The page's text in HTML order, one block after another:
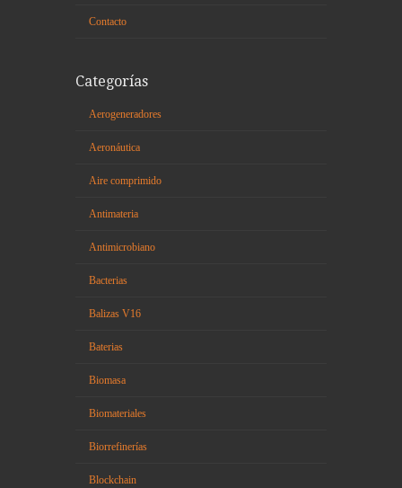
Contacto
Categorías
Aerogeneradores
Aeronáutica
Aire comprimido
Antimateria
Antimicrobiano
Bacterias
Balizas V16
Baterias
Biomasa
Biomateriales
Biorrefinerías
Blockchain